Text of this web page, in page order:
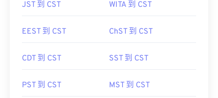
JST 到 CST WITA 到 CST
EEST 到 CST ChST 到 CST
CDT 到 CST SST 到 CST
PST 到 CST MST 到 CST